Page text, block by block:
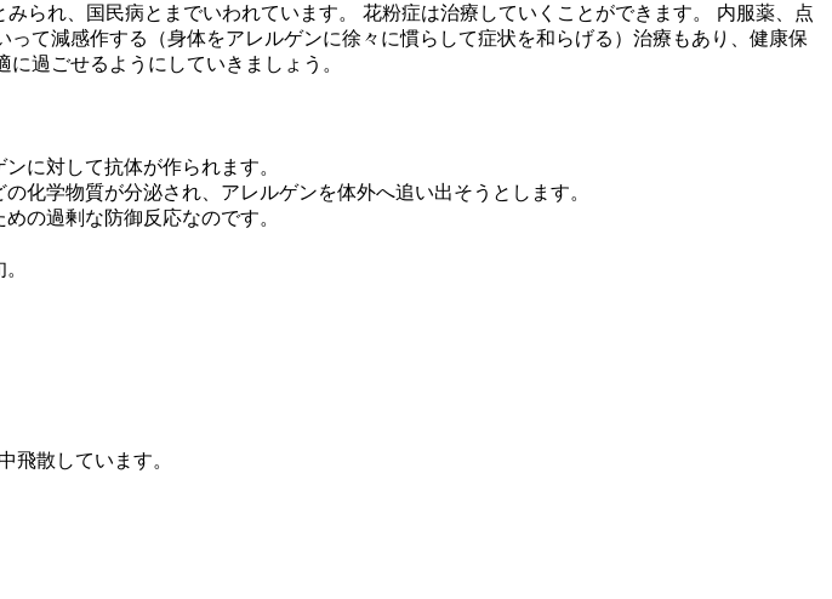
られ、国民病とまでいわれています。 花粉症は治療していくことができます。 内服薬、点
て減感作する（身体をアレルゲンに徐々に慣らして症状を和らげる）治療もあり、健康保
過ごせるようにしていきましょう。
に対して抗体が作られます。
化学物質が分泌され、アレルゲンを体外へ追い出そうとします。
の過剰な防御反応なのです。
飛散しています。